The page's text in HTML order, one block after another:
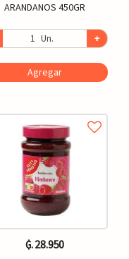
ARANDANOS 450GR
Un. +
Agregar
₲. 28.950